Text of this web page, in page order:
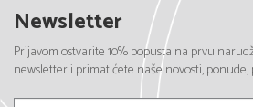
Newsletter
Prijavom ostvarite 10% popusta na prvu
newsletter i primat ćete naše novosti,